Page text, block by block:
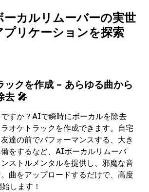
ーカルリムーバーの実世
プリケーションを探索
ックを作成 – あらゆる曲から
去 🎤
すか？AIで瞬時にボーカルを除去
オケトラックを作成できます。自宅
達の前でパフォーマンスする、大き
をするなど、AIボーカルリムーバ
ストルメンタルを提供し、邪魔な音
曲をアップロードするだけで、高度
します！